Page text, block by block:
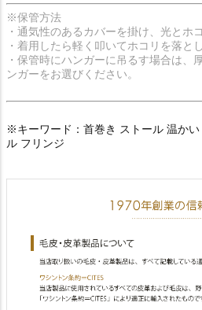
※保管方法
・通気性のあるカバーを掛け、光とホ
・着用したら軽く叩いてホコリを落と
・保管時にハンガーに吊るす場合は、
ンガーをお選びください。
※キーワード：首巻き ストール 温か
ル フリンジ